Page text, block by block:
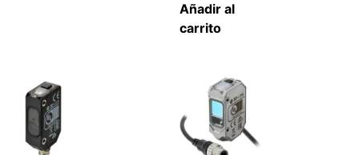
Añadir al
carrito